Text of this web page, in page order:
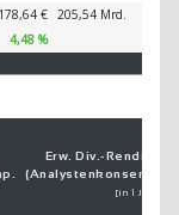
178,64 € 205,54 Mrd.
4,48 %
Erw. Div.- Ren­di­te
(Analystenkonsens)
[in 1 Jahr]